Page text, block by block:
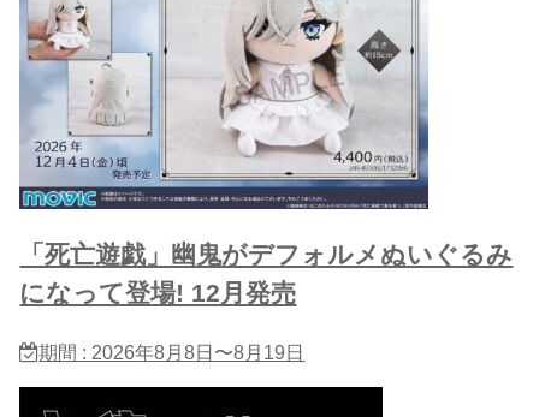
「死亡遊戯」幽鬼がデフォルメぬいぐるみ
になって登場! 12月発売
期間 : 2026年8月8日〜8月19日